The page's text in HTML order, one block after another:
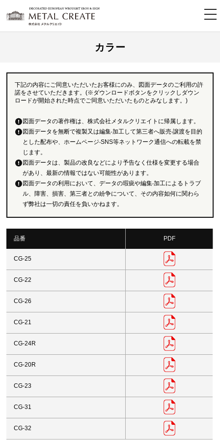
カラー
下記の内容にご同意いただいたお客様にのみ、図面データのご利用の許
諾をさせていただきます。(※ダウンロードボタンをクリックしダウン
ロードが開始された時点でご同意いただいたものとみなします。)
図面データの著作権は、株式会社メタルクリエイトに帰属します。
図面データを無断で複製又は編集‧加工して第三者へ販売‧譲渡を目的
とした配布や、ホームページ‧SNS等ネットワーク通信への転載を禁
じます。
図面データは、製品の改良などにより予告なく仕様を変更する場合
があり、最新の情報ではない可能性があります。
図面データの利用において、データの瑕疵や編集‧加工によるトラブ
ル、障害、損害、第三者との紛争について、その内容如何に関わら
ず弊社は一切の責任を負いかねます。
品番 PDF
CG-25
CG-22
CG-26
CG-21
CG-24R
CG-20R
CG-23
CG-31
CG-32